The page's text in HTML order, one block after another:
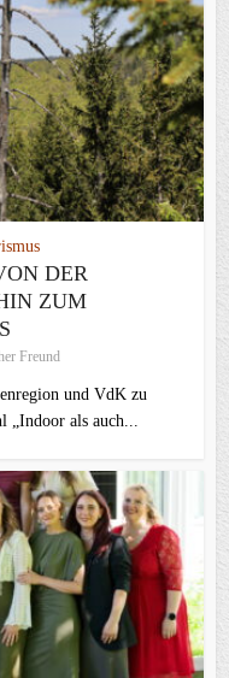
DER
ZUM
Freund
und VdK zu
als auch...